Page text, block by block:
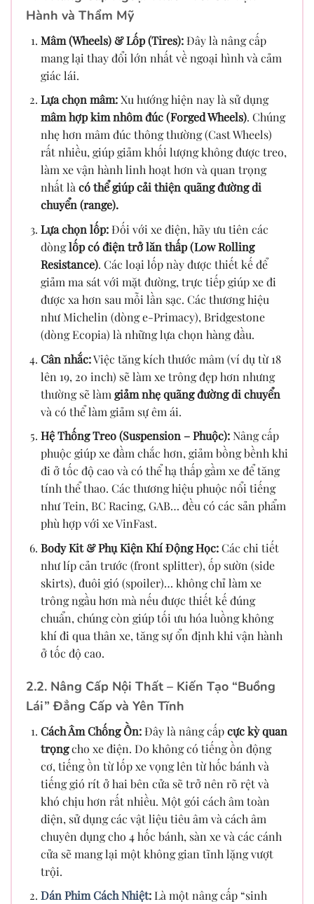
Hành và Thẩm Mỹ
Mâm (Wheels) & Lốp (Tires):Đây là nâng cấp
mang lại thay đổi lớn nhất về ngoại hình và cảm
giác lái.
Lựa chọn mâm:Xu hướng hiện nay là sử dụng
mâm hợp kim nhôm đúc (Forged Wheels). Chúng
nhẹ hơn mâm đúc thông thường (Cast Wheels)
rất nhiều, giúp giảm khối lượng không được treo,
làm xe vận hành linh hoạt hơn và quan trọng
nhất làcó thể giúp cải thiện quãng đường di
chuyển (range).
Lựa chọn lốp:Đối với xe điện, hãy ưu tiên các
dònglốp có điện trở lăn thấp (Low Rolling
Resistance). Các loại lốp này được thiết kế để
giảm ma sát với mặt đường, trực tiếp giúp xe đi
được xa hơn sau mỗi lần sạc. Các thương hiệu
như Michelin (dòng e-Primacy), Bridgestone
(dòng Ecopia) là những lựa chọn hàng đầu.
Cân nhắc:Việc tăng kích thước mâm (ví dụ từ 18
lên 19, 20 inch) sẽ làm xe trông đẹp hơn nhưng
thường sẽ làm giảm nhẹ quãng đường di chuyển
và có thể làm giảm sự êm ái.
Hệ Thống Treo (Suspension – Phuộc):Nâng cấp
phuộc giúp xe đầm chắc hơn, giảm bồng bềnh khi
đi ở tốc độ cao và có thể hạ thấp gầm xe để tăng
tính thể thao. Các thương hiệu phuộc nổi tiếng
như Tein, BC Racing, GAB… đều có các sản phẩm
phù hợp với xe VinFast.
Body Kit & Phụ Kiện Khí Động Học:Các chi tiết
như líp cản trước (front splitter), ốp sườn (side
skirts), đuôi gió (spoiler)… không chỉ làm xe
trông ngầu hơn mà nếu được thiết kế đúng
chuẩn, chúng còn giúp tối ưu hóa luồng không
khí đi qua thân xe, tăng sự ổn định khi vận hành
ở tốc độ cao.
2.2. Nâng Cấp Nội Thất – Kiến Tạo “Buồng
Lái” Đẳng Cấp và Yên Tĩnh
Cách Âm Chống Ồn:Đây là nâng cấpcực kỳ quan
trọngcho xe điện. Do không có tiếng ồn động
cơ, tiếng ồn từ lốp xe vọng lên từ hốc bánh và
tiếng gió rít ở hai bên cửa sẽ trở nên rõ rệt và
khó chịu hơn rất nhiều. Một gói cách âm toàn
diện, sử dụng các vật liệu tiêu âm và cách âm
chuyên dụng cho 4 hốc bánh, sàn xe và các cánh
cửa sẽ mang lại một không gian tĩnh lặng vượt
trội.
Dán Phim Cách Nhiệt:Là một nâng cấp “sinh